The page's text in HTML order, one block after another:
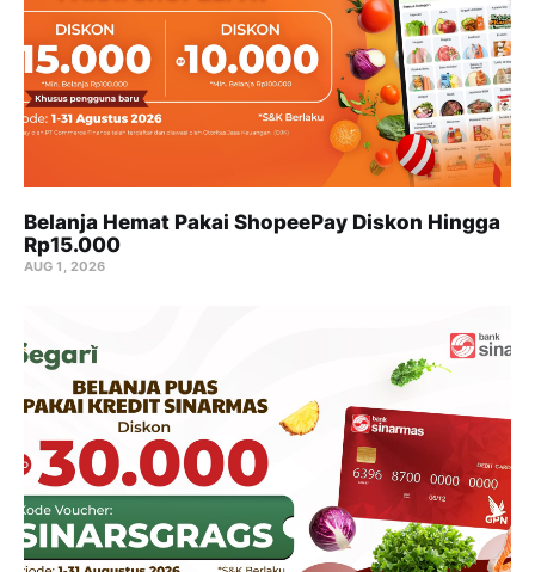
Belanja Hemat Pakai ShopeePay Diskon Hingga
Rp15.000
AUG 1, 2026